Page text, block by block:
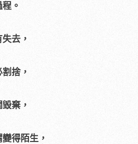
。
去，
捨，
棄，
得陌生，